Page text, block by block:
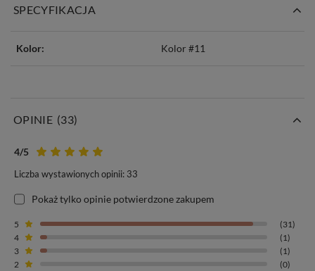
SPECYFIKACJA
Kolor: Kolor #11
OPINIE (33)
4/5
Liczba wystawionych opinii: 33
Pokaż tylko opinie potwierdzone zakupem
5
(31)
4
(1)
3
(1)
2
(0)